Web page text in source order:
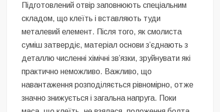
Підготовлений отвір заповнюють спеціальним
складом, що клеїть і вставляють туди
металевий елемент. Після того, як смолиста
суміш затвердіє, матеріал основи з’єднають з
деталлю численні хімічні зв’язки, зруйнувати які
практично неможливо. Важливо, що
навантаження розподіляється рівномірно, отже
значно знижується і загальна напруга. Поки